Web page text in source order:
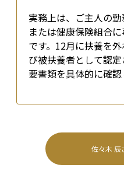
実務上は、ご主人の勤
または健康保険組合
です。12月に扶養を
び被扶養者として認
要書類を具体的に確認
佐々木 辰